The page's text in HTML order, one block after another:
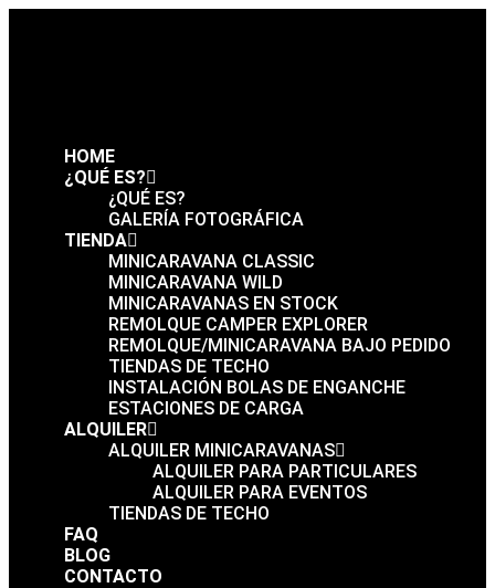
HOME
¿QUÉ ES?
¿QUÉ ES?
GALERÍA FOTOGRÁFICA
TIENDA
MINICARAVANA CLASSIC
MINICARAVANA WILD
MINICARAVANAS EN STOCK
REMOLQUE CAMPER EXPLORER
REMOLQUE/MINICARAVANA BAJO PEDIDO
TIENDAS DE TECHO
INSTALACIÓN BOLAS DE ENGANCHE
ESTACIONES DE CARGA
ALQUILER
ALQUILER MINICARAVANAS
ALQUILER PARA PARTICULARES
ALQUILER PARA EVENTOS
TIENDAS DE TECHO
FAQ
BLOG
CONTACTO